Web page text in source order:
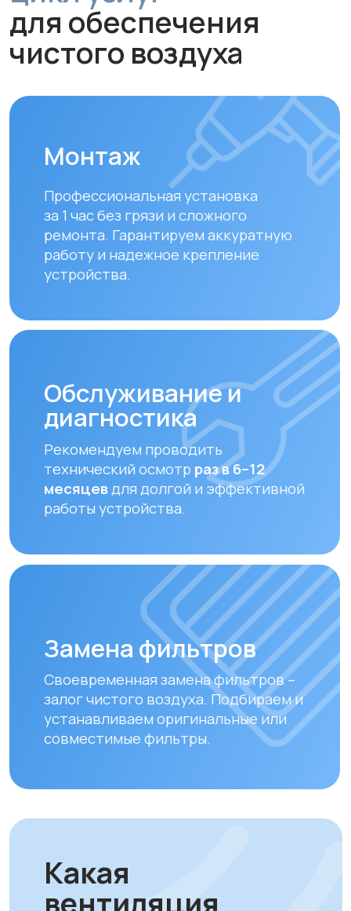
технический осмотр
месяцевдля долгой и эффективной
работы устройства.
Своевременная замена фильтров –
залог чистого воздуха. Подбираем и
устанавливаем оригинальные или
совместимые фильтры.
Замена фильтров
Какая
подойдет именно
вам?
Пройдите быстрый тест и
получитебесплатный расчет
вентиляции
для вашего помещения
Почему выбирают
ProAir.kz: